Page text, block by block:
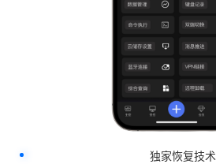
独家恢复技术